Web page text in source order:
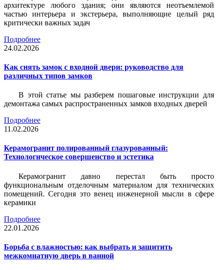
архитектуре любого здания; они являются неотъемлемой
частью интерьера и экстерьера, выполняющие целый ряд
критически важных задач
Подробнее
24.02.2026
Как снять замок с входной двери: руководство для
различных типов замков
В этой статье мы разберем пошаговые инструкции для
демонтажа самых распространенных замков входных дверей
Подробнее
11.02.2026
Керамогранит полированный глазурованный:
Технологическое совершенство и эстетика
Керамогранит давно перестал быть просто
функциональным отделочным материалом для технических
помещений. Сегодня это венец инженерной мысли в сфере
керамики
Подробнее
22.01.2026
Борьба с влажностью: как выбрать и защитить
межкомнатную дверь в ванной